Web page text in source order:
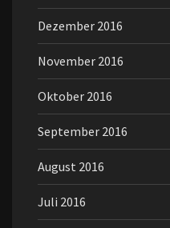
Dezember 2016
November 2016
Oktober 2016
September 2016
August 2016
Juli 2016